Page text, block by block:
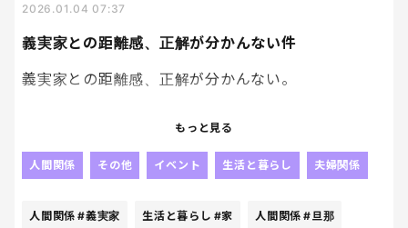
始めのあれ、何？
ウォーミングアップ？
母のHPを削るための前戯？
私はただただ、命を削って作品を完成させた人の顔
母子分離できないのは分かってる。
3歳だし、人見知りだし、無理させるつもりもない。
目覚めの良さにもびっくりだし
どんだけ頭の中幼稚園📚が占めてんのよ笑
二度三度と私と旦那に怒られながら
本の販売頻度が２か月に一回てちょうどいいペー
ス。
作って一度読んで終わり、にならず
ただ年齢はあってるけど
義実家との距離感、正解が分かんない件
2026.01.04 07:37
義実家との距離感、正解が分かんない。
私の考えすぎなんかな。
義実家のこと「嫌い！」ではないし、むしろいい人
子どもたちのこともかわいがってくれるし。
もっと見る
人間関係 その他 イベント 生活と暮らし 夫婦関係
人間関係 #義実家 生活と暮らし #家 人間関係 #旦那